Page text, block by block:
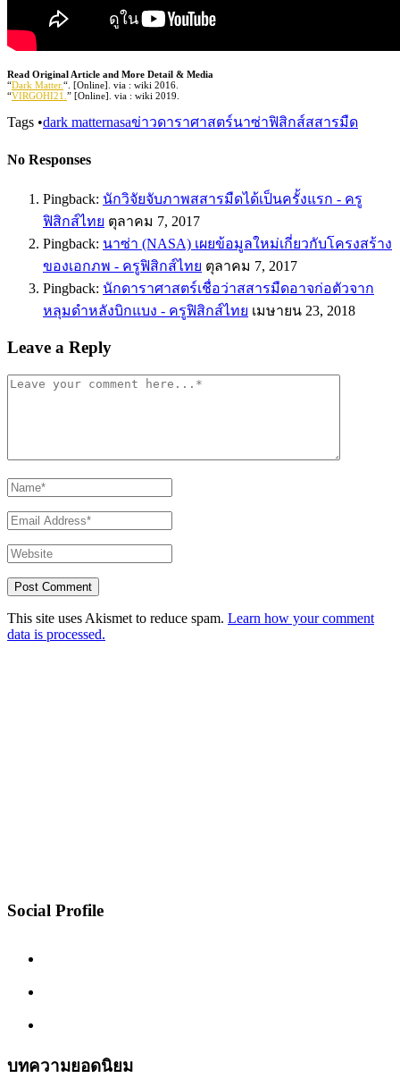
Read Original Article and More Detail & Media
“Dark Matter.“. [Online]. via : wiki 2016.
“VIRGOHI21. ” [Online]. via : wiki 2019.
Tags •dark matternasaข่าวดาราศาสตร์นาซ่าฟิสิกส์สสารมืด
No Responses
Pingback: นักวิจัยจับภาพสสารมืดได้เป็นครั้งแรก - ครู
ฟิสิกส์ไทย ตุลาคม 7, 2017
Pingback: นาซ่า (NASA) เผยข้อมูลใหม่เกี่ยวกับโครงสร้าง
ของเอกภพ - ครูฟิสิกส์ไทย ตุลาคม 7, 2017
Pingback: นักดาราศาสตร์เชื่อว่าสสารมืดอาจก่อตัวจาก
หลุมดำหลังบิกแบง - ครูฟิสิกส์ไทย เมษายน 23, 2018
Leave a Reply
This site uses Akismet to reduce spam. Learn how your comment
data is processed.
Social Profile
บทความยอดนิยม